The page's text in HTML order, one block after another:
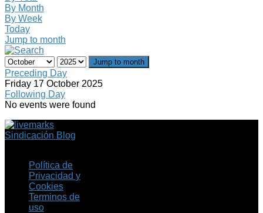
By Month
By Week
Today
Jump to month
Jump to month
Preceding Day
Friday 17 October 2025
Following Day
No events were found
Sindicación Blog
Política de
Privacidad y
Cookies
Terminos de
uso